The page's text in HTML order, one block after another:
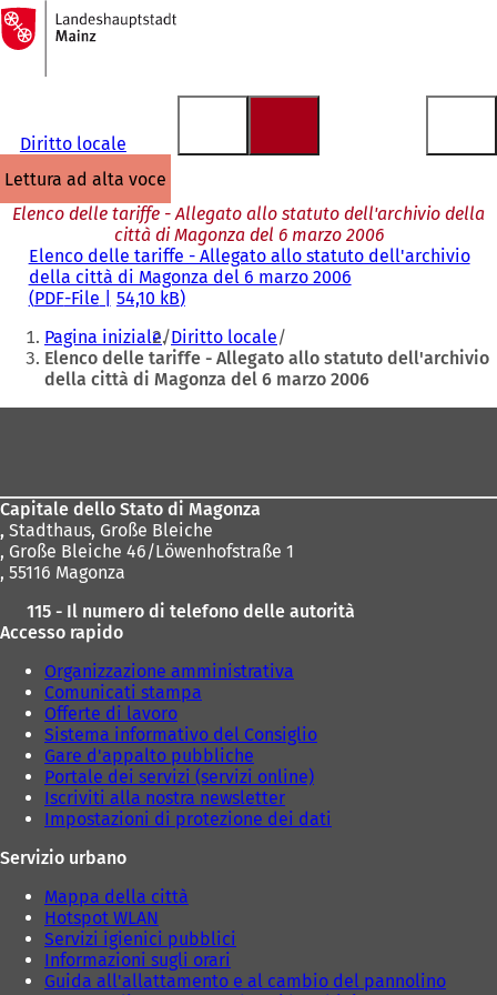
Vai al contenuto
Alla
pagina
iniziale
Diritto locale
lettura ad alta voce
Elenco delle tariffe - Allegato allo statuto dell'archivio della
città di Magonza del 6 marzo 2006
Elenco delle tariffe - Allegato allo statuto dell'archivio
della città di Magonza del 6 marzo 2006
PDF-File 54,10 kB
Siete
qui:
Pagina iniziale Diritto locale
Elenco delle tariffe - Allegato allo statuto dell'archivio
della città di Magonza del 6 marzo 2006
Capitale dello Stato di Magonza
, Stadthaus, Große Bleiche
, Große Bleiche 46/Löwenhofstraße 1
, 55116 Magonza
115 - Il numero di telefono delle autorità
Accesso rapido
Organizzazione amministrativa
Comunicati stampa
Offerte di lavoro
Sistema informativo del Consiglio
Gare d'appalto pubbliche
Portale dei servizi (servizi online)
Iscriviti alla nostra newsletter
Impostazioni di protezione dei dati
Servizio urbano
Mappa della città
Hotspot WLAN
Servizi igienici pubblici
Informazioni sugli orari
Guida all'allattamento e al cambio del pannolino